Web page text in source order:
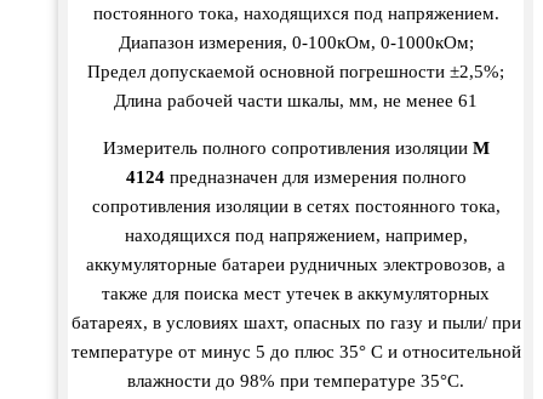
постоянного тока, находящихся под напряжением.
Диапазон измерения, 0-100кОм, 0-1000кОм;
Предел допускаемой основной погрешности ±2,5%;
Длина рабочей части шкалы, мм, не менее 61
Измеритель полного сопротивления изоляции М
4124предназначен для измерения полного
сопротивления изоляции в сетях постоянного тока,
находящихся под напряжением, например,
аккумуляторные батареи рудничных электровозов, а
также для поиска мест утечек в аккумуляторных
батареях, в условиях шахт, опасных по газу и пыли/ при
температуре от минус 5 до плюс 35° С и относительной
влажности до 98% при температуре 35°С.